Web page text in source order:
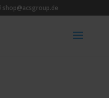
shop@acsgroup.de